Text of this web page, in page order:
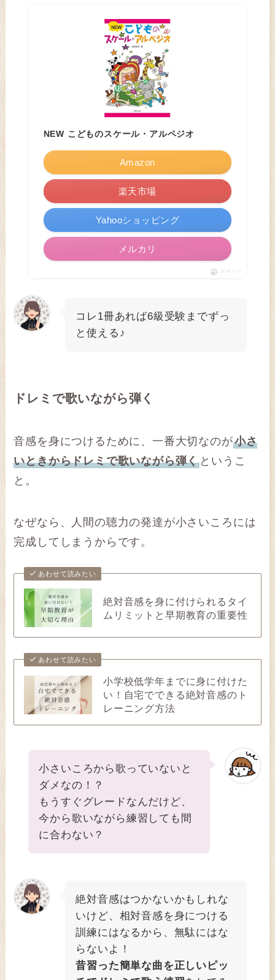
NEW こどものスケール・アルペジオ
Amazon
楽天市場
Yahooショッピング
メルカリ
ポチップ
コレ1冊あれば6級受験までずっ
と使える♪
ドレミで歌いながら弾く
音感を身につけるために、一番大切なのが小さ
いときからドレミで歌いながら弾く というこ
と。
なぜなら、人間の聴力の発達が小さいころには
完成してしまうからです。
あわせて読みたい
絶対音感を身に付けられるタイ
ムリミットと早期教育の重要性
あわせて読みたい
小学校低学年までに身に付けた
い！自宅でできる絶対音感のト
レーニング方法
小さいころから歌っていないと
ダメなの！？
もうすぐグレードなんだけど、
今から歌いながら練習しても間
に合わない？
絶対音感はつかないかもしれな
いけど、相対音感を身につける
訓練にはなるから、無駄にはな
らないよ！
昔習った簡単な曲を正しいピッ